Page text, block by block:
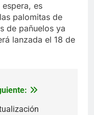
es
palomitas de
de pañuelos ya
lanzada el 18 de